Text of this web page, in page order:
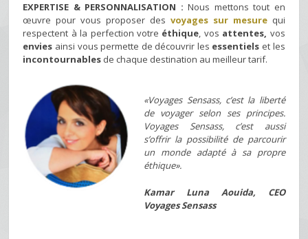
EXPERTISE & PERSONNALISATION : Nous mettons tout en
œuvre pour vous proposer des voyages sur mesurequi
respectent à la perfection votre éthique, vos attentes, vos
envies ainsi vous permette de découvrir les essentiels et les
incontournables de chaque destination au meilleur tarif.
«Voyages Sensass, c’est la liberté
de voyager selon ses principes.
Voyages Sensass, c’est aussi
s’offrir la possibilité de parcourir
un monde adapté à sa propre
éthique».
Kamar Luna Aouida, CEO
Voyages Sensass